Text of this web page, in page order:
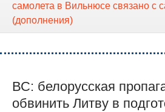
самолета в Вильнюсе связано с
(дополнения)
ВС: белорусская
обвинить Литву в